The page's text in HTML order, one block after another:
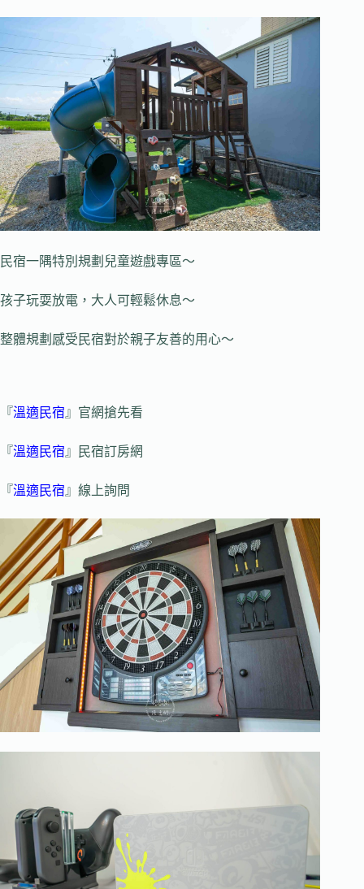
民宿一隅特別規劃兒童遊戲專區～
孩子玩耍放電，大人可輕鬆休息～
整體規劃感受民宿對於親子友善的用心～
『溫適民宿 』官網搶先看
『溫適民宿 』民宿訂房網
『溫適民宿 』線上詢問